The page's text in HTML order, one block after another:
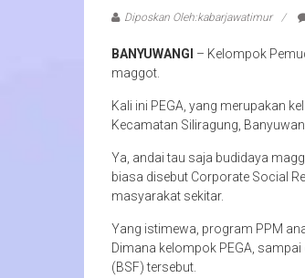
Diposkan Oleh:kabarjawatimur
BANYUWANGI – Kelompok
maggot.
Kali ini PEGA, yang merupakan
Kecamatan Siliragung,
Ya, andai tau saja budidaya
biasa disebut Corporate Social
masyarakat sekitar.
Yang istimewa, program PPM
Dimana kelompok PEGA,
(BSF) tersebut.